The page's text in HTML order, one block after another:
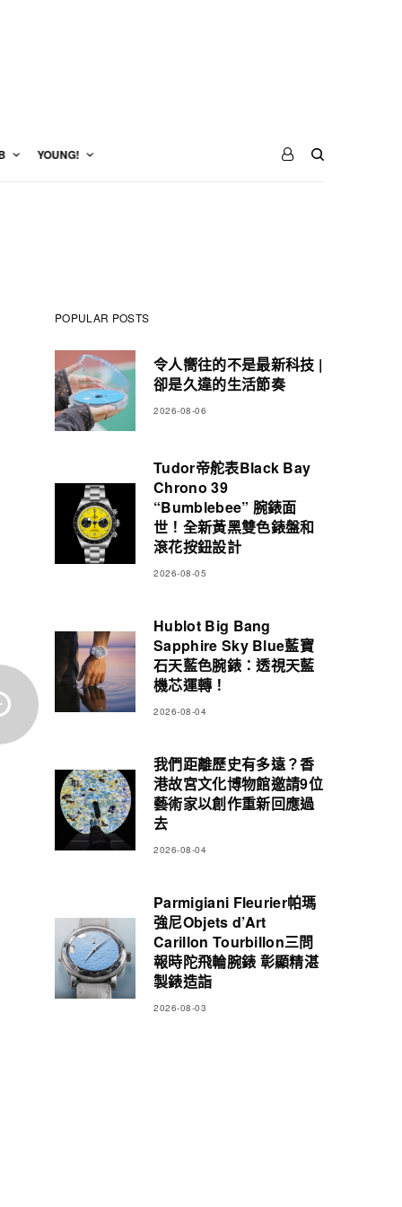
YOUNG!
POPULAR POSTS
令人嚮往的不是最新科技 |
卻是久違的生活節奏
2026-08-06
Tudor帝舵表Black Bay
Chrono 39
“Bumblebee” 腕錶面
世！全新黃黑雙色錶盤和
滾花按鈕設計
2026-08-05
Hublot Big Bang
Sapphire Sky Blue藍寶
石天藍色腕錶：透視天藍
機芯運轉！
2026-08-04
我們距離歷史有多遠？香
港故宮文化博物館邀請9位
藝術家以創作重新回應過
去
2026-08-04
Parmigiani Fleurier帕瑪
強尼Objets d’Art
Carillon Tourbillon三問
報時陀飛輪腕錶 彰顯精湛
製錶造詣
2026-08-03